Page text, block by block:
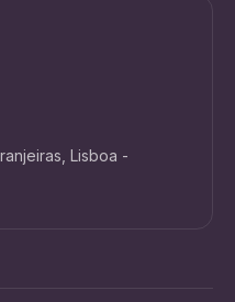
Lisboa -